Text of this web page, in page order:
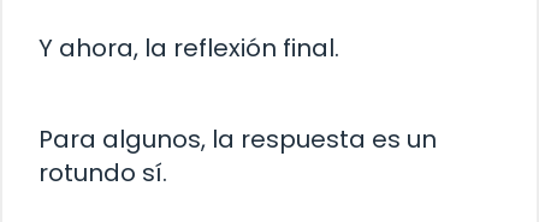
Y ahora, la reflexión final.
Para algunos, la respuesta es un
rotundo sí.